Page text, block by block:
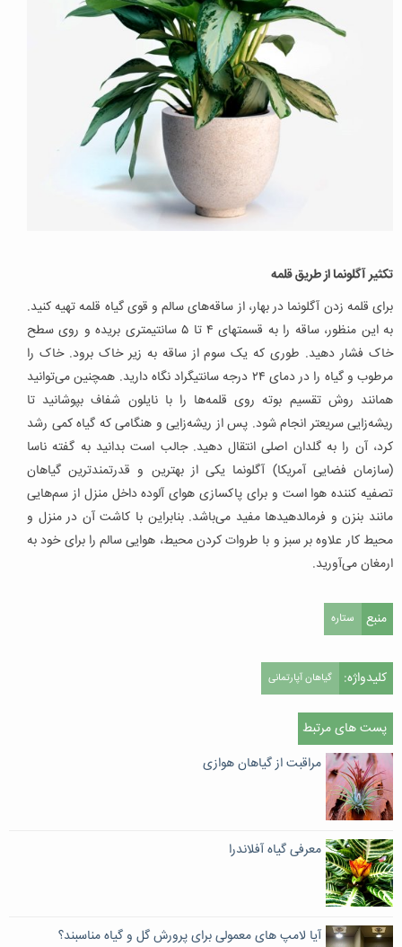
تکثیر آگلونما از طریق قلمه
برای قلمه زدن آگلونما در بهار، از ساقه‌های سالم و قوی گیاه قلمه تهیه کنید.
به این منظور، ساقه را به قسمتهای ۴ تا ۵ سانتیمتری بریده و روی سطح
خاک فشار دهید. طوری که یک سوم از ساقه به زیر خاک برود. خاک را
مرطوب و گیاه را در دمای ۲۴ درجه سانتیگراد نگاه دارید. همچنین می‌توانید
همانند روش تقسیم بوته روی قلمه‌ها را با نایلون شفاف بپوشانید تا
ریشه‌زایی سریعتر انجام شود. پس از ریشه‌زایی و هنگامی که گیاه کمی رشد
کرد، آن را به گلدان اصلی انتقال دهید. جالب است بدانید به گفته ناسا
(سازمان فضایی آمریکا) آگلونما یکی از بهترین و قدرتمندترین گیاهان
تصفیه کننده هوا است و برای پاکسازی هوای آلوده داخل منزل از سم‌هایی
مانند بنزن و فرمالدهیدها مفید می‌باشد. بنابراین با کاشت آن در منزل و
محیط کار علاوه بر سبز و با طروات کردن محیط، هوایی سالم را برای خود به
ارمغان می‌آورید.
منبع ستاره
کلیدواژه: گیاهان آپارتمانی
پست های مرتبط
مراقبت از گیاهان هوازی
معرفی گیاه آفلاندرا
آیا لامپ های معمولی برای پرورش گل و گیاه مناسبند؟